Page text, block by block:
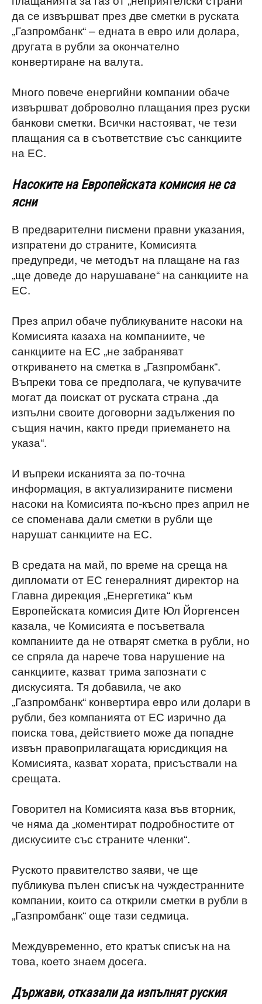
да се извършват през две сметки в руската
„Газпромбанк“ – едната в евро или долара,
другата в рубли за окончателно
конвертиране на валута.
Много повече енергийни компании обаче
извършват доброволно плащания през руски
банкови сметки. Всички настояват, че тези
плащания са в съответствие със санкциите
на ЕС.
Насоките на Европейската комисия не са
ясни
В предварителни писмени правни указания,
изпратени до страните, Комисията
предупреди, че методът на плащане на газ
„ще доведе до нарушаване“ на санкциите на
ЕС.
През април обаче публикуваните насоки на
Комисията казаха на компаниите, че
санкциите на ЕС „не забраняват
откриването на сметка в „Газпромбанк“.
Въпреки това се предполага, че купувачите
могат да поискат от руската страна „да
изпълни своите договорни задължения по
същия начин, както преди приемането на
указа“.
И въпреки исканията за по-точна
информация, в актуализираните писмени
насоки на Комисията по-късно през април не
се споменава дали сметки в рубли ще
нарушат санкциите на ЕС.
В средата на май, по време на среща на
дипломати от ЕС генералният директор на
Главна дирекция „Енергетика“ към
Европейската комисия Дите Юл Йоргенсен
казала, че Комисията е посъветвала
компаниите да не отварят сметка в рубли, но
се спряла да нарече това нарушение на
санкциите, казват трима запознати с
дискусията. Тя добавила, че ако
„Газпромбанк“ конвертира евро или долари в
рубли, без компанията от ЕС изрично да
поиска това, действието може да попадне
извън правоприлагащата юрисдикция на
Комисията, казват хората, присъствали на
срещата.
Говорител на Комисията каза във вторник,
че няма да „коментират подробностите от
дискусиите със страните членки“.
Руското правителство заяви, че ще
публикува пълен списък на чуждестранните
компании, които са открили сметки в рубли в
„Газпромбанк“ още тази седмица.
Междувременно, ето кратък списък на на
това, което знаем досега.
Държави, отказали да изпълнят руския